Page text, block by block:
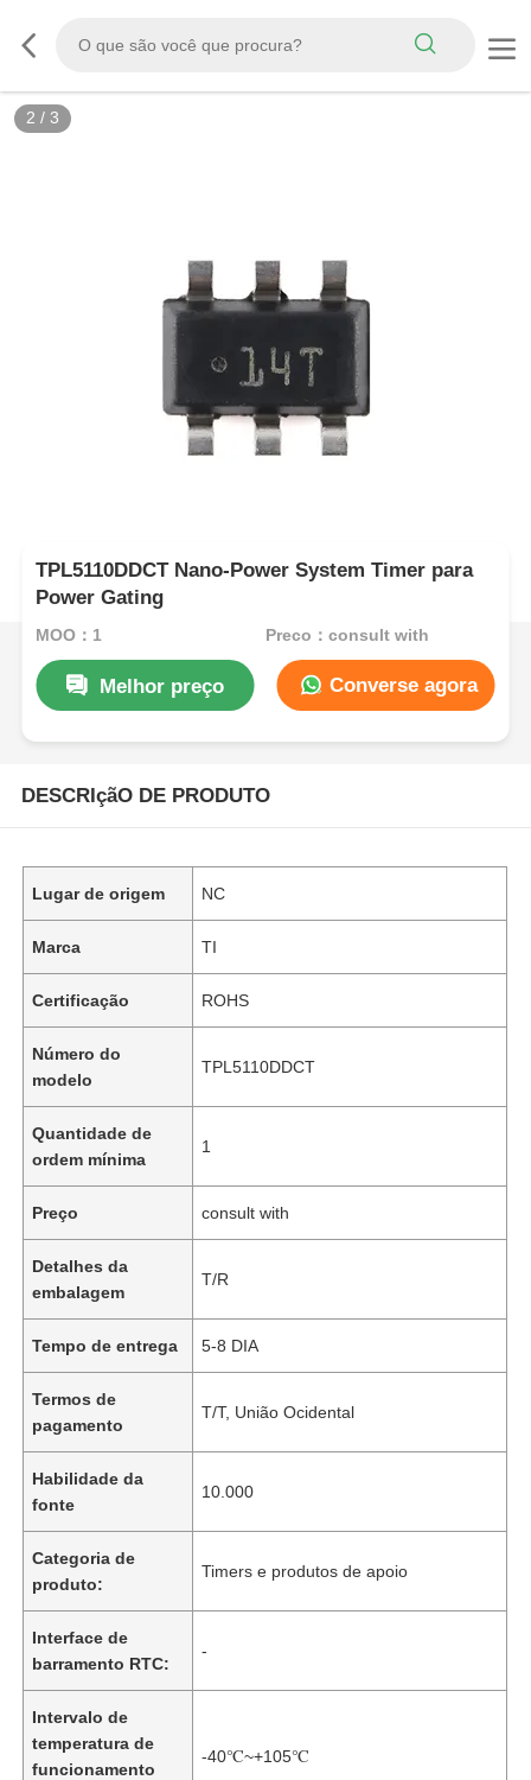
2 / 3
TPL5110DDCT Nano-Power System Timer para
Power Gating
MOQ：1 Preço：consult with
Melhor preço Converse agora
DESCRIçãO DE PRODUTO
Lugar de origem NC
Marca TI
Certificação ROHS
Número do
modelo
TPL5110DDCT
Quantidade de
ordem mínima
1
Preço consult with
Detalhes da
embalagem
T/R
Tempo de entrega 5-8 DIA
Termos de
pagamento
T/T, União Ocidental
Habilidade da
fonte
10.000
Categoria de
produto:
Timers e produtos de apoio
Interface de
barramento RTC:
-
Intervalo de
temperatura de
funcionamento
-40℃~+105℃